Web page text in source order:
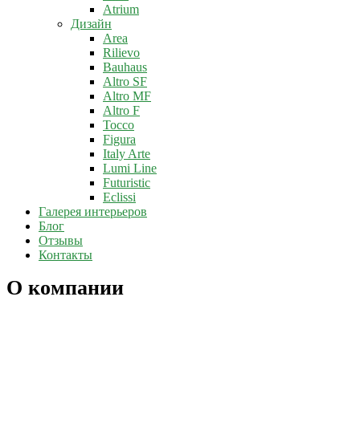
Atrium
Дизайн
Area
Rilievo
Bauhaus
Altro SF
Altro MF
Altro F
Tocco
Figura
Italy Arte
Lumi Line
Futuristic
Eclissi
Галерея интерьеров
Блог
Отзывы
Контакты
О компании